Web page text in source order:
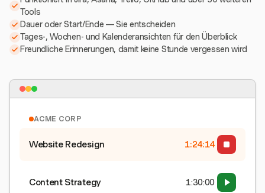
Tools
Dauer oder Start/Ende — Sie entscheiden
Tages-, Wochen- und Kalenderansichten für den Überblick
Freundliche Erinnerungen, damit keine Stunde vergessen wird
ACME CORP
Website Redesign 1:24:15
Content Strategy 1:30:00